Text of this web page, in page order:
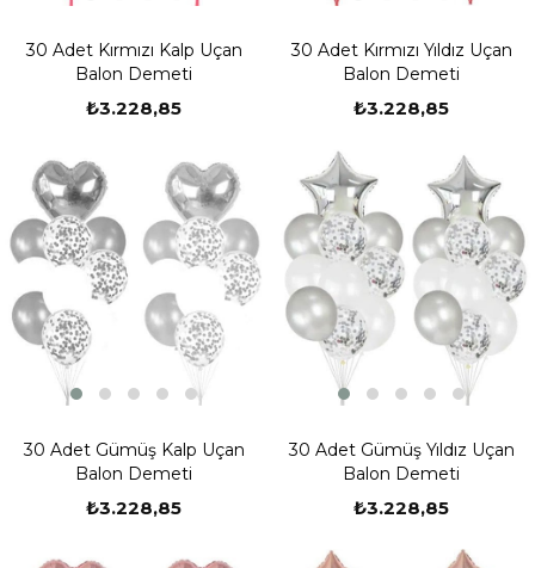
30 Adet Kırmızı Kalp Uçan
Balon Demeti
₺3.228,85
30 Adet Kırmızı Yıldız Uçan
Balon Demeti
₺3.228,85
30 Adet Gümüş Kalp Uçan
Balon Demeti
₺3.228,85
30 Adet Gümüş Yıldız Uçan
Balon Demeti
₺3.228,85